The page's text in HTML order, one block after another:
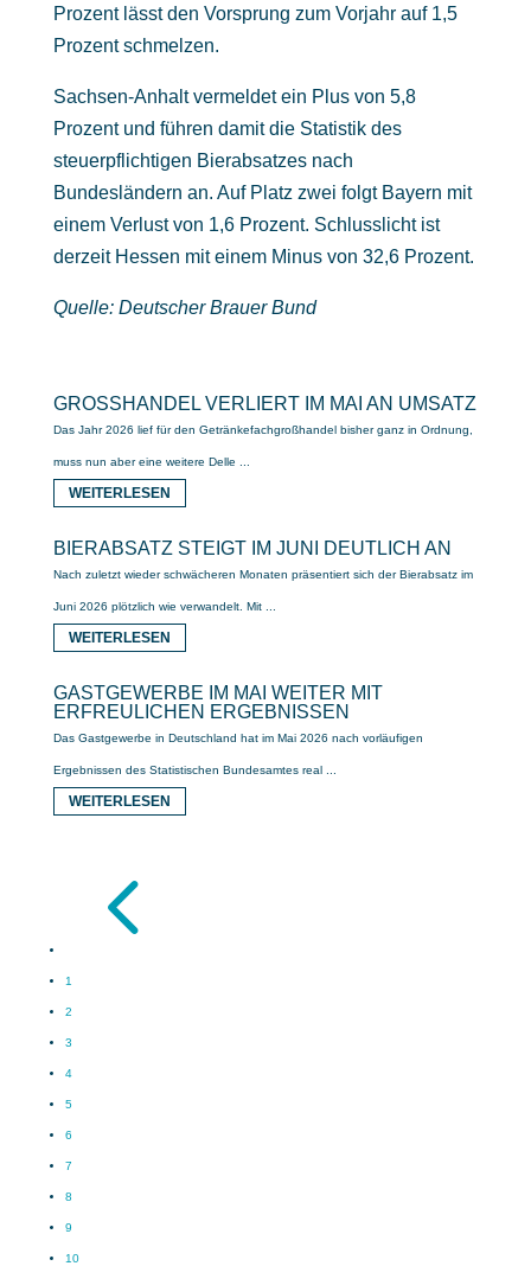
Prozent lässt den Vorsprung zum Vorjahr auf 1,5
Prozent schmelzen.
Sachsen-Anhalt vermeldet ein Plus von 5,8
Prozent und führen damit die Statistik des
steuerpflichtigen Bierabsatzes nach
Bundesländern an. Auf Platz zwei folgt Bayern mit
einem Verlust von 1,6 Prozent. Schlusslicht ist
derzeit Hessen mit einem Minus von 32,6 Prozent.
Quelle: Deutscher Brauer Bund
GROSSHANDEL VERLIERT IM MAI AN UMSATZ
Das Jahr 2026 lief für den Getränkefachgroßhandel bisher ganz in Ordnung,
muss nun aber eine weitere Delle ...
WEITERLESEN
BIERABSATZ STEIGT IM JUNI DEUTLICH AN
Nach zuletzt wieder schwächeren Monaten präsentiert sich der Bierabsatz im
Juni 2026 plötzlich wie verwandelt. Mit ...
WEITERLESEN
GASTGEWERBE IM MAI WEITER MIT
ERFREULICHEN ERGEBNISSEN
Das Gastgewerbe in Deutschland hat im Mai 2026 nach vorläufigen
Ergebnissen des Statistischen Bundesamtes real ...
WEITERLESEN
4
1
2
3
4
5
6
7
8
9
10